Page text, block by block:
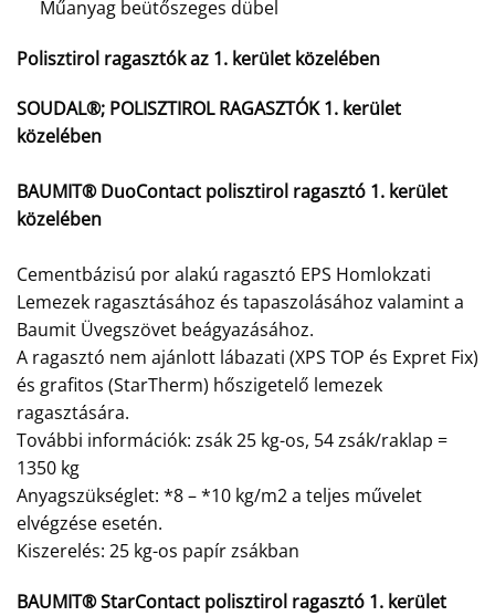
Műanyag beütőszeges dübel
Polisztirol ragasztók az 1. kerület közelében
SOUDAL®; POLISZTIROL RAGASZTÓK 1. kerület
közelében
BAUMIT® DuoContact polisztirol ragasztó 1. kerület
közelében
Cementbázisú por alakú ragasztó EPS Homlokzati
Lemezek ragasztásához és tapaszolásához valamint a
Baumit Üvegszövet beágyazásához.
A ragasztó nem ajánlott lábazati (XPS TOP és Expret Fix)
és grafitos (StarTherm) hőszigetelő lemezek
ragasztására.
További információk: zsák 25 kg-os, 54 zsák/raklap =
1350 kg
Anyagszükséglet: *8 – *10 kg/m2 a teljes művelet
elvégzése esetén.
Kiszerelés: 25 kg-os papír zsákban
BAUMIT® StarContact polisztirol ragasztó 1. kerület